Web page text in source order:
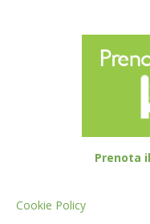
Prenota
Cookie Policy